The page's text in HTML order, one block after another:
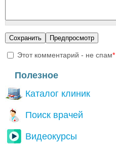
Этот комментарий - не спам*
Полезное
Каталог клиник
Поиск врачей
Видеокурсы